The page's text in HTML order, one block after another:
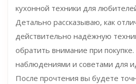
кухонной техники для
Детально рассказываю, как
действительно надёжную
обратить внимание при
наблюдениями и советами для
После прочтения вы будете